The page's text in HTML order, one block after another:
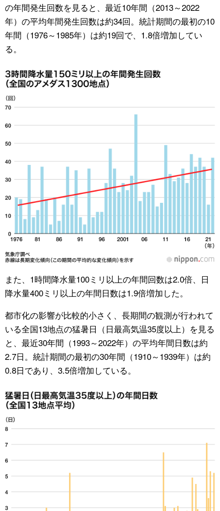
の年間発生回数を見ると、最近10年間（2013～2022
年）の平均年間発生回数は約34回。統計期間の最初の10
年間（1976～1985年）は約19回で、1.8倍増加してい
る。
また、1時間降水量100ミリ以上の年間回数は2.0倍、日
降水量400ミリ以上の年間日数は1.9倍増加した。
都市化の影響が比較的小さく、長期間の観測が行われて
いる全国13地点の猛暑日（日最高気温35度以上）を見る
と、最近30年間（1993～2022年）の平均年間日数は約
2.7日。統計期間の最初の30年間（1910～1939年）は約
0.8日であり、3.5倍増加している。